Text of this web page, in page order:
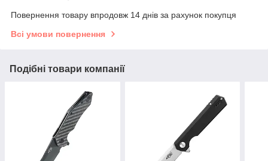
Повернення товару впродовж 14 днів за рахунок покупця
Всі умови повернення
Подібні товари компанії